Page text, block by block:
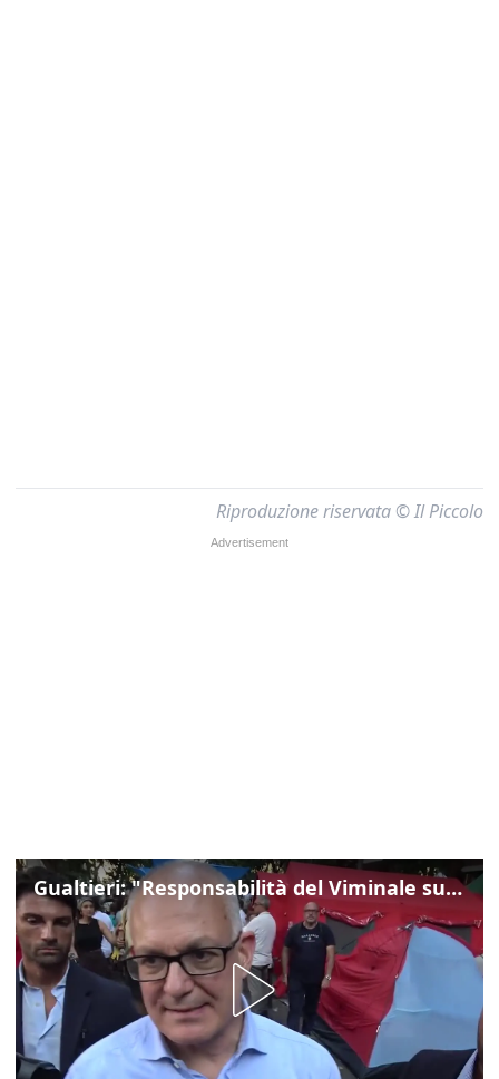
Riproduzione riservata © Il Piccolo
Gualtieri: "Responsabilità del Viminale su Spin Time? La posizione dei partiti è nota"